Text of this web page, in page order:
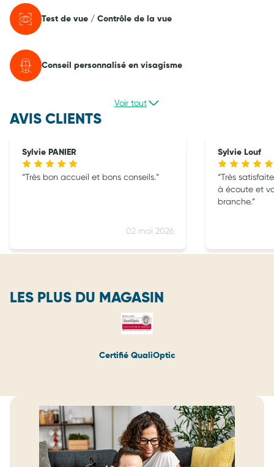
Test de vue / Contrôle de la vue
Conseil personnalisé en visagisme
Voir tout
AVIS CLIENTS
Sylvie PANIER
02 mai 2026
Très bon accueil et bons conseils.
Sylvie Louf
Très
à écoute et
branche.
LES PLUS DU MAGASIN
Certifié QualiOptic